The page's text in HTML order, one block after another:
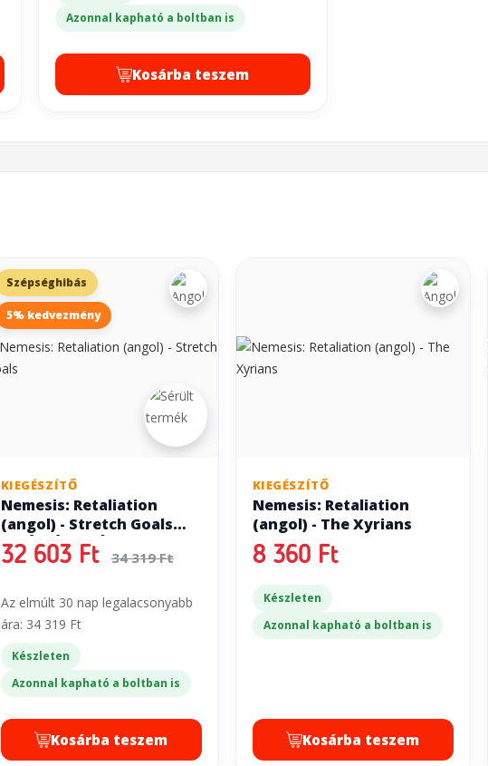
Azonnal kapható a boltban is
Kosárba teszem
Szépséghibás
5% kedvezmény
KIEGÉSZÍTŐ
Nemesis: Retaliation
(angol) - Stretch Goals
(SZÉPSÉGHIBÁS)
32 603 Ft 34 319 Ft
Az elmúlt 30 nap legalacsonyabb
ára: 34 319 Ft
Készleten
Azonnal kapható a boltban is
Kosárba teszem
KIEGÉSZÍTŐ
Nemesis: Retaliation
(angol) - The Xyrians
8 360 Ft
Készleten
Azonnal kapható a boltban is
Kosárba teszem